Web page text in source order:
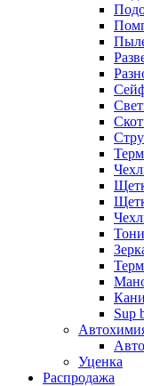
Sup
Уценка
Распродажа